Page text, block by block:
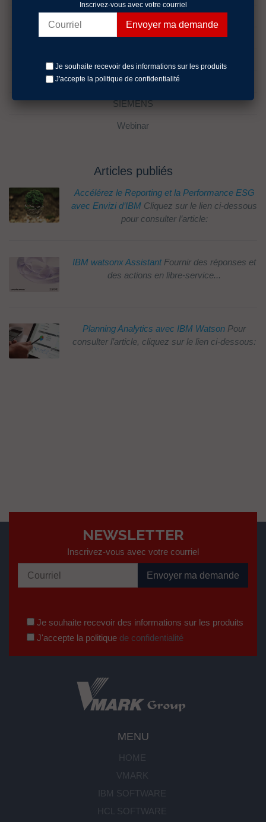
fr
lifecycle management
Sans catégorie
SIEMENS
Webinar
Articles publiés
Accélérez le Reporting et la Performance ESG
avec Envizi d’IBM Cliquez sur le lien ci-dessous
pour consulter l’article:
IBM watsonx Assistant Fournir des réponses et
des actions en libre-service...
Planning Analytics avec IBM Watson Pour
consulter l’article, cliquez sur le lien ci-dessous:
NEWSLETTER
Inscrivez-vous avec votre courriel
Je souhaite recevoir des informations sur les produits
J'accepte la politique de confidentialité
MENU
HOME
VMARK
IBM SOFTWARE
HCL SOFTWARE
Inscrivez-vous avec votre courriel
Je souhaite recevoir des informations sur les produits
J'accepte la politique de confidentialité